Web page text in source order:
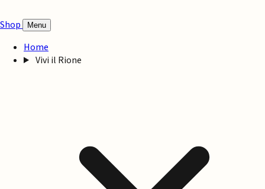
Shop Menu
Home
Vivi il Rione